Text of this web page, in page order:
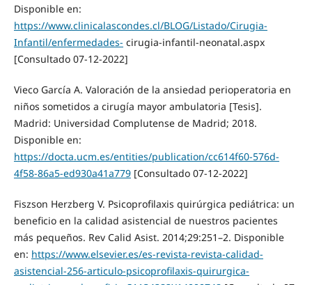
Disponible en:
https://www.clinicalascondes.cl/BLOG/Listado/Cirugia-
Infantil/enfermedades- cirugia-infantil-neonatal.aspx
[Consultado 07-12-2022]
Vieco García A. Valoración de la ansiedad perioperatoria en
niños sometidos a cirugía mayor ambulatoria [Tesis].
Madrid: Universidad Complutense de Madrid; 2018.
Disponible en:
https://docta.ucm.es/entities/publication/cc614f60-576d-
4f58-86a5-ed930a41a779[Consultado 07-12-2022]
Fiszson Herzberg V. Psicoprofilaxis quirúrgica pediátrica: un
beneficio en la calidad asistencial de nuestros pacientes
más pequeños. Rev Calid Asist. 2014;29:251–2. Disponible
en: https://www.elsevier.es/es-revista-revista-calidad-
asistencial-256-articulo-psicoprofilaxis-quirurgica-